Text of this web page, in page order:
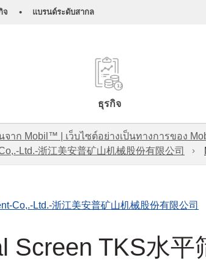
จ • แบรนด์ระดับสากล
ธุรกิจ
ก Mobil™ | เว็บไซต์อย่างเป็นทางการของ
Ltd.-浙江美安普矿山机械股份有限公司
Co,.-Ltd.-浙江美安普矿山机械股份有限公司
Screen TKS水平